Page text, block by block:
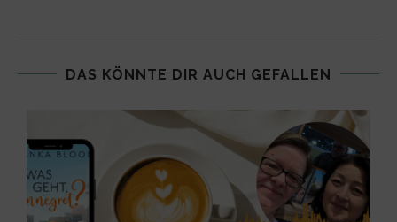
DAS KÖNNTE DIR AUCH GEFALLEN